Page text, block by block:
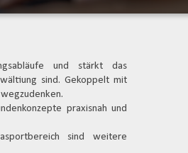
und stärkt das
sind. Gekoppelt mit
praxisnah und
sind weitere